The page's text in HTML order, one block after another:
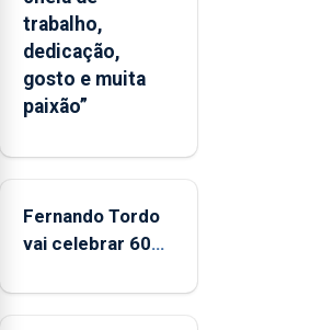
um
“decréscimo
significativo”
da
entre
e
2025
trabalho,
dedicação,
gosto e muita
paixão”
Fernando Tordo
vai celebrar 60
no Coliseu